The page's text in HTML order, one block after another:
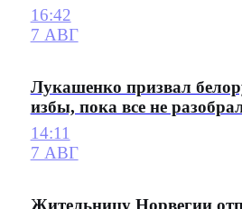
16:42
7 АВГ
Лукашенко призвал
избы, пока все не
14:11
7 АВГ
Жительницу Норвегии